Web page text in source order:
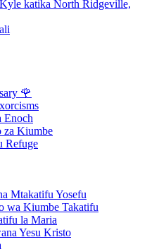
katika North Ridgeville,
🌹
Enoch
za Kiumbe
Refuge
Mtakatifu Yosefu
wa Kiumbe Takatifu
la Maria
Yesu Kristo